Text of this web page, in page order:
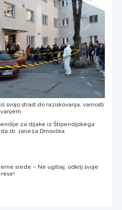
svojo strast do raziskovanja, varnosti
za dijake iz Štipendijskega
dr. Janeza Drnovška
srede – Ne ugibaj, odkrij svoje